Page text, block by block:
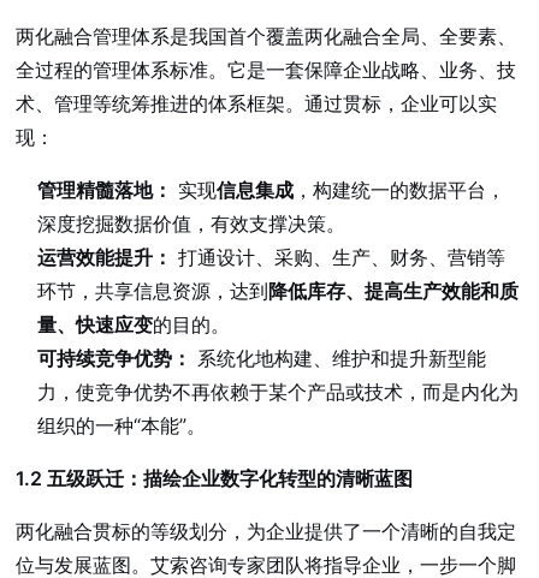
两化融合管理体系是我国首个覆盖两化融合全局、全要素、
全过程的管理体系标准。它是一套保障企业战略、业务、技
术、管理等统筹推进的体系框架。通过贯标，企业可以实
现：
管理精髓落地： 实现信息集成 ，构建统一的数据平台，
深度挖掘数据价值，有效支撑决策。
运营效能提升： 打通设计、采购、生产、财务、营销等
环节，共享信息资源，达到降低库存、提高生产效能和质
量、快速应变的目的。
可持续竞争优势： 系统化地构建、维护和提升新型能
力，使竞争优势不再依赖于某个产品或技术，而是内化为
组织的一种“本能”。
1.2 五级跃迁：描绘企业数字化转型的清晰蓝图
两化融合贯标的等级划分，为企业提供了一个清晰的自我定
位与发展蓝图。艾索咨询专家团队将指导企业，一步一个脚